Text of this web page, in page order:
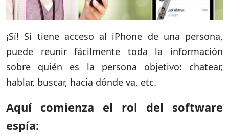
¡Sí! Si tiene acceso al iPhone de una persona,
puede reunir fácilmente toda la información
sobre quién es la persona objetivo: chatear,
hablar, buscar, hacia dónde va, etc.
Aquí comienza el rol del software
espía: